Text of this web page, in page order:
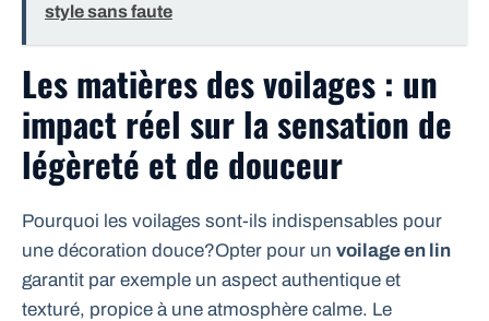
style sans faute
Les matières des voilages : un
impact réel sur la sensation de
légèreté et de douceur
Pourquoi les voilages sont-ils indispensables pour
une décoration douce?Opter pour un voilage en lin
garantit par exemple un aspect authentique et
texturé, propice à une atmosphère calme. Le